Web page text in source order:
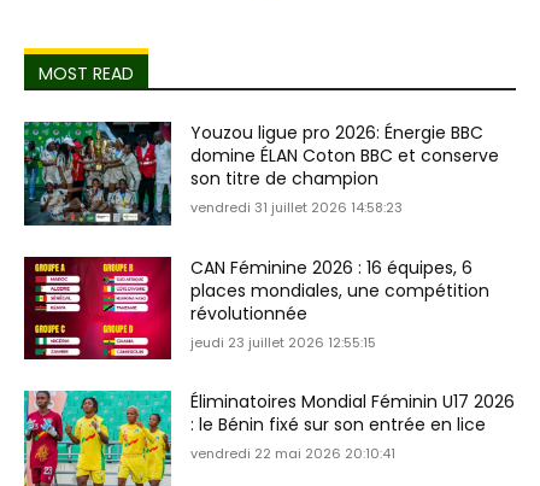
MOST READ
Youzou ligue pro 2026: Énergie BBC
domine ÉLAN Coton BBC et conserve
son titre de champion
vendredi 31 juillet 2026 14:58:23
CAN Féminine 2026 : 16 équipes, 6
places mondiales, une compétition
révolutionnée
jeudi 23 juillet 2026 12:55:15
Éliminatoires Mondial Féminin U17 2026
: le Bénin fixé sur son entrée en lice
vendredi 22 mai 2026 20:10:41